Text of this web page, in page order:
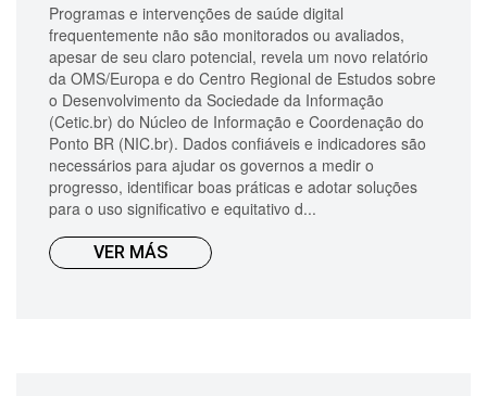
Programas e intervenções de saúde digital
frequentemente não são monitorados ou avaliados,
apesar de seu claro potencial, revela um novo relatório
da OMS/Europa e do Centro Regional de Estudos sobre
o Desenvolvimento da Sociedade da Informação
(Cetic.br) do Núcleo de Informação e Coordenação do
Ponto BR (NIC.br). Dados confiáveis e indicadores são
necessários para ajudar os governos a medir o
progresso, identificar boas práticas e adotar soluções
para o uso significativo e equitativo d...
VER MÁS